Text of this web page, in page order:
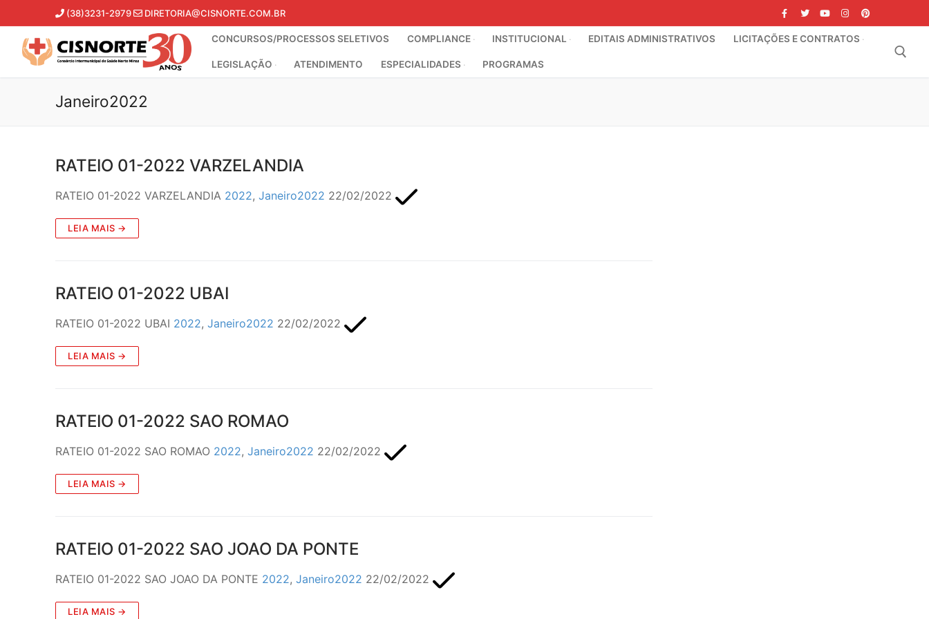
para
conteúdo
(38)3231-2979 DIRETORIA@CISNORTE.COM.BR
CONCURSOS/PROCESSOS SELETIVOS COMPLIANCE INSTITUCIONAL EDITAIS ADMINISTRATIVOS LICITAÇÕES E CONTRATOS
LEGISLAÇÃO ATENDIMENTO ESPECIALIDADES PROGRAMAS
Janeiro2022
RATEIO 01-2022 VARZELANDIA
RATEIO 01-2022 VARZELANDIA 2022, Janeiro2022 22/02/2022
LEIA MAIS →
RATEIO 01-2022 UBAI
RATEIO 01-2022 UBAI 2022, Janeiro2022 22/02/2022
LEIA MAIS →
RATEIO 01-2022 SAO ROMAO
RATEIO 01-2022 SAO ROMAO 2022, Janeiro2022 22/02/2022
LEIA MAIS →
RATEIO 01-2022 SAO JOAO DA PONTE
RATEIO 01-2022 SAO JOAO DA PONTE 2022, Janeiro2022 22/02/2022
LEIA MAIS →